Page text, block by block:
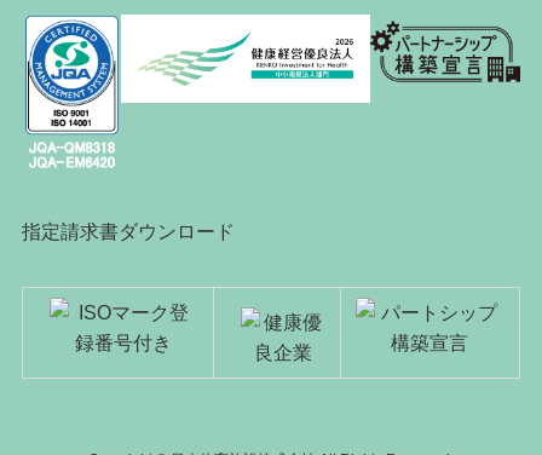
指定請求書ダウンロード